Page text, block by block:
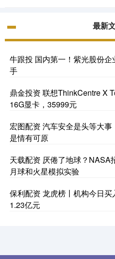
最新
牛跟投 国内第一！紫光股份
手
鼎金投资 联想ThinkCentre X
16G显卡，35999元
宏图配资 汽车安全是头等大
是情有可原
天载配资 厌倦了地球？NASA
月球和火星模拟实验
保利配资 龙虎榜丨机构今日
1.23亿元